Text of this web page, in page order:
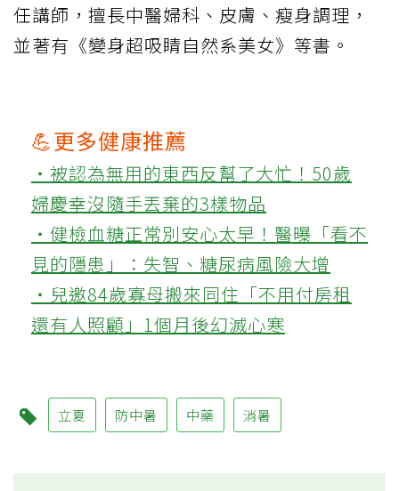
任講師，擅長中醫婦科、皮膚、瘦身調理，
並著有《變身超吸睛自然系美女》等書。
💪更多健康推薦
‧被認為無用的東西反幫了大忙！50歲
婦慶幸沒隨手丟棄的3樣物品
‧健檢血糖正常別安心太早！醫曝「看不
見的隱患」：失智、糖尿病風險大增
‧兒邀84歲寡母搬來同住「不用付房租
還有人照顧」1個月後幻滅心寒
立夏 防中暑 中藥 消暑